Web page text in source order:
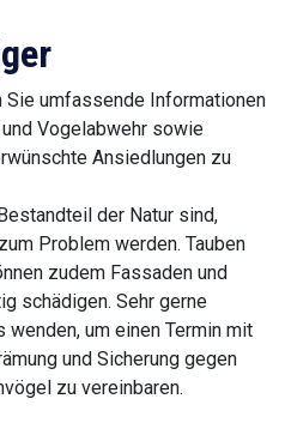
Sie umfassende Informationen
Vogelabwehr sowie
Ansiedlungen zu
der Natur sind,
Problem werden. Tauben
zudem Fassaden und
schädigen. Sehr gerne
um einen Termin mit
und Sicherung gegen
zu vereinbaren.